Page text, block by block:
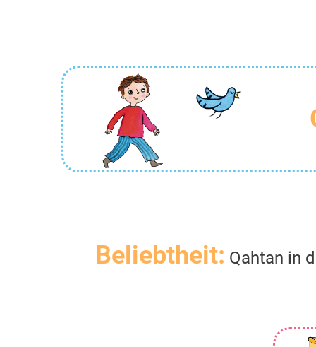
Beliebtheit: Qahtan in